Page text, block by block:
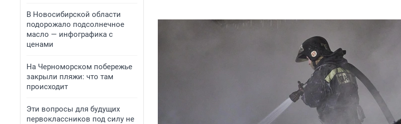
В Новосибирской области
подорожало подсолнечное
масло — инфографика с
ценами
На Черноморском побережье
закрыли пляжи: что там
происходит
Эти вопросы для будущих
первоклассников под силу не